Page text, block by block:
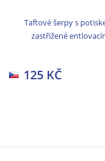
Taftové šerpy s
zastřižené
125 KČ